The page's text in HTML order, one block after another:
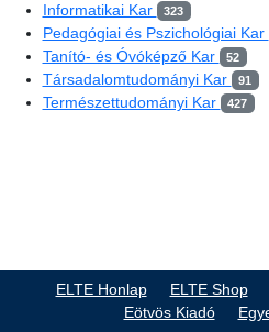
Informatikai Kar 323
Pedagógiai és Pszichológiai Kar
Tanító- és Óvóképző Kar 52
Társadalomtudományi Kar 91
Természettudományi Kar 427
ELTE Honlap ELTE Shop
Eötvös Kiadó